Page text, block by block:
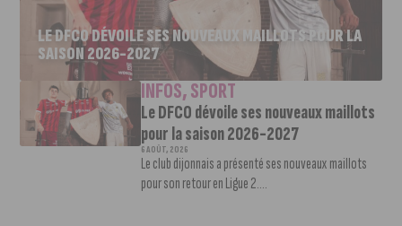
LE DFCO DÉVOILE SES NOUVEAUX MAILLOTS POUR LA
SAISON 2026-2027
INFOS,SPORT
Le DFCO dévoile ses nouveaux maillots
pour la saison 2026-2027
6 AOÛT, 2026
Le club dijonnais a présenté ses nouveaux maillots
pour son retour en Ligue 2....